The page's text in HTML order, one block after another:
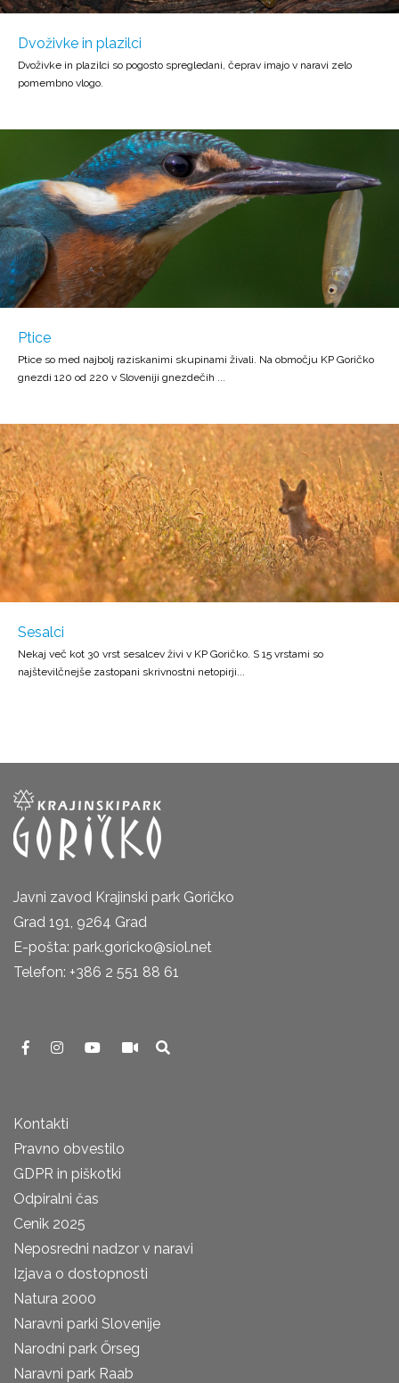
Dvoživke in plazilci
Dvoživke in plazilci so pogosto spregledani, čeprav imajo v naravi zelo
pomembno vlogo.
Ptice
Ptice so med najbolj raziskanimi skupinami živali. Na območju KP Goričko
gnezdi 120 od 220 v Sloveniji gnezdečih ...
Sesalci
Nekaj več kot 30 vrst sesalcev živi v KP Goričko. S 15 vrstami so
najštevilčnejše zastopani skrivnostni netopirji...
Javni zavod Krajinski park Goričko
Grad 191, 9264 Grad
E-pošta: park.goricko@siol.net
Telefon: +386 2 551 88 61
Kontakti
Pravno obvestilo
GDPR in piškotki
Odpiralni čas
Cenik 2025
Neposredni nadzor v naravi
Izjava o dostopnosti
Natura 2000
Naravni parki Slovenije
Narodni park Őrseg
Naravni park Raab